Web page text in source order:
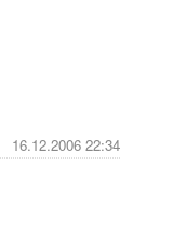
16.12.2006 22:34